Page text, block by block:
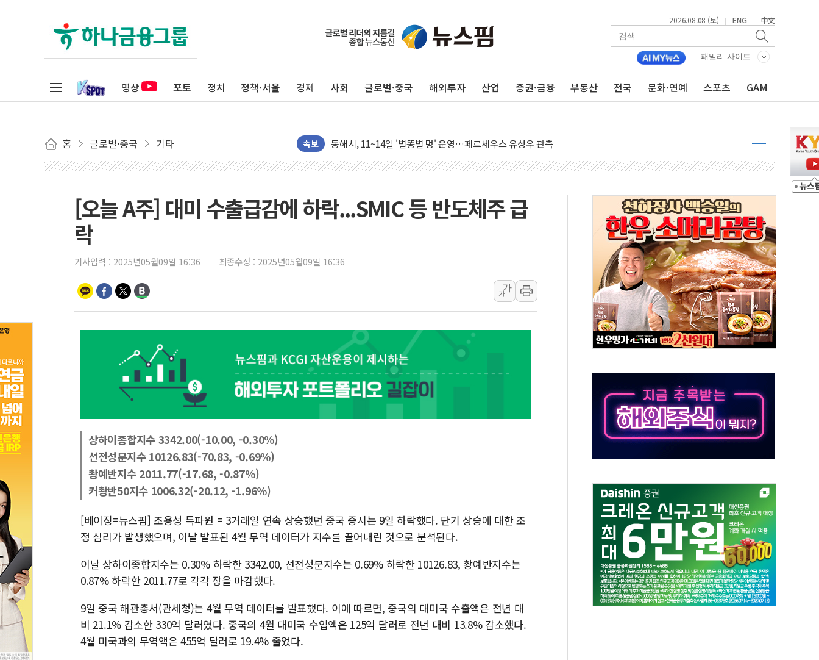
2026.08.08 (토) | ENG | 中文
패밀리 사이트
영상 포토 정치 정책·서울 경제 사회 글로벌·중국 해외투자 산업 증권·금융 부동산 전국 문화·연예 스포츠 GAM
홈 글로벌·중국 기타 속보
中 전방위 아파트 부양, 수도 베이징도 부동산 규제 철폐
동해시, 11~14일 '별똥별 멍' 운영…페르세우스 유성우 관측
강원 중·남부 동해안 시간당 50mm 이상 폭우…호우경보 발효
폭염에 車 운전면허 기능시험 오전 집중 편성…체감온도 38도 넘으면 중단
李대통령, 'ISA·주가누르기 방지법' 전면 재검토 지시
충북 주말 무더위 지속…청주·진천 35도, 곳곳 소나기
10월 보완수사권 폐지·공소청 출범…피해자들 '범죄 사각지대' 우려
민주당, 오늘 제주·인천 경선 발표...김민석 '재역전' vs 정청래 '격차 확대'
뉴욕증시, 고용 쇼크에 금리 인상 우려 후퇴…S&P500 최고치
트럼프, 쿡 연준 이사 해임 재추진…"26일까지 의혹 소명" 요구
유럽증시, 美 고용 예상 밖 부진에 연준 금리 인상 가능성 낮아지며 상승… STOXX 600 지수는 나흘 연속 최고치
미 연준 매파 기세 꺾이나…고용 감소에 9월 동결 전망 우세
[종합] 이슬람 수니파 3국, '공동방위협정' 체결… 이스라엘·이란 위협에 맞설 자체 억지력 강화
[오늘 A주] 대미 수출급감에 하락...SMIC 등 반도체주 급
락
기사입력 : 2025년05월09일 16:36 최종수정 : 2025년05월09일 16:36
가
가
상하이종합지수 3342.00(-10.00, -0.30%)
선전성분지수 10126.83(-70.83, -0.69%)
촹예반지수 2011.77(-17.68, -0.87%)
커촹반50지수 1006.32(-20.12, -1.96%)
[베이징=뉴스핌] 조용성 특파원 = 3거래일 연속 상승했던 중국 증시는 9일 하락했다. 단기 상승에 대한 조
정 심리가 발생했으며, 이날 발표된 4월 무역 데이터가 지수를 끌어내린 것으로 분석된다.
이날 상하이종합지수는 0.30% 하락한 3342.00, 선전성분지수는 0.69% 하락한 10126.83, 촹예반지수는
0.87% 하락한 2011.77로 각각 장을 마감했다.
9일 중국 해관총서(관세청)는 4월 무역 데이터를 발표했다. 이에 따르면, 중국의 대미국 수출액은 전년 대
비 21.1% 감소한 330억 달러였다. 중국의 4월 대미국 수입액은 125억 달러로 전년 대비 13.8% 감소했다.
4월 미국과의 무역액은 455억 달러로 19.4% 줄었다.